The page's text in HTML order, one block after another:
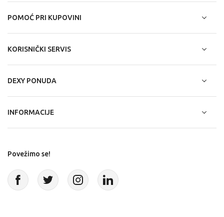
POMOĆ PRI KUPOVINI
KORISNIČKI SERVIS
DEXY PONUDA
INFORMACIJE
Povežimo se!